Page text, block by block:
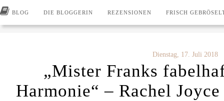
BLOG DIE BLOGGERIN REZENSIONEN FRISCH
Dienstag, 17. Juli 2018
„Mister Franks
Harmonie“ – Rachel